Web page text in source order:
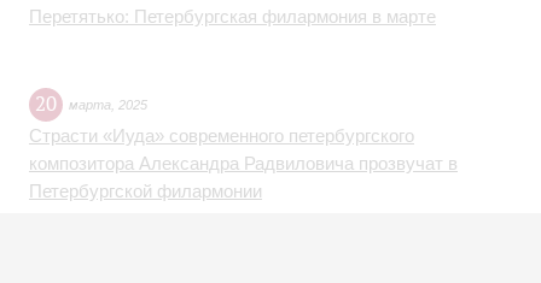
Перетятько: Петербургская филармония в марте
20 марта 2025
Страсти «Иуда» современного петербургского
композитора Александра Радвиловича прозвучат в
Петербургской филармонии